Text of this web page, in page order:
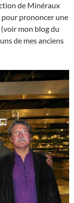
de Minéraux
pour prononcer une
mon blog du
de mes anciens